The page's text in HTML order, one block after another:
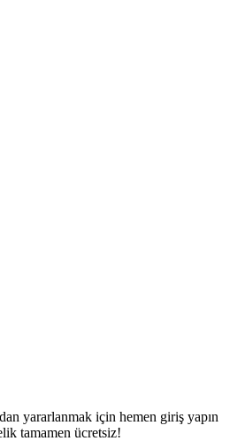
yararlanmak için hemen giriş yapın
tamamen ücretsiz!